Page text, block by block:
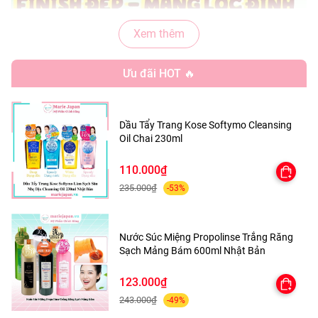
Kem Chống Nắng Martiderm Phổ Rộng Bảo Vệ Toàn
Diện Cho Mọi Loại Da Tây Ban Nha 40ml
Xem thêm
Ưu đãi HOT 🔥
Dầu Tẩy Trang Kose Softymo Cleansing
Oil Chai 230ml
110.000₫
235.000₫ -53%
Nước Súc Miệng Propolinse Trắng Răng
Sạch Mảng Bám 600ml Nhật Bản
123.000₫
243.000₫ -49%